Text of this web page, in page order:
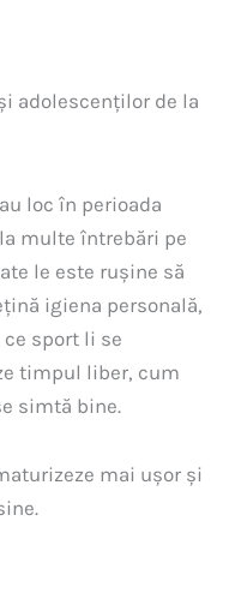
adolescenților de la
loc în perioada
multe întrebări pe
le este rușine să
igiena personală,
sport li se
timpul liber, cum
simtă bine.
mai ușor și